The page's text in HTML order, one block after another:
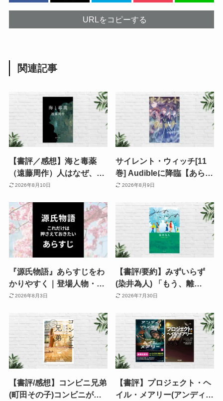
URLをコピーする
関連記事
【書評／感想】海と毒薬
（遠藤周作）人はなぜ、倫
理に反する罪を犯すのか
る人間の弱さ
2026年8月10日
サイレント・ウィッチ[11
巻] Audibleに降臨【あらす
じ・読みどころ】七賢人を
ルイスにまつわる過去の因
2026年8月9日
『源氏物語』あらすじをわ
かりやすく｜登場人物・相
関図で読む恋と波乱。不義
老いまで ”ままならない人
生” を描く物語
2026年8月3日
【書評/要約】みずいらず
(染井為人) 「もう、離
婚！」となる前に読みた
と関係修繕を描く連作短編
2026年7月30日
【書評/感想】コンビニ兄弟
(町田その子)コンビニがつ
【書評】プロジェクト・ヘ
イル・メアリー(アンディ・